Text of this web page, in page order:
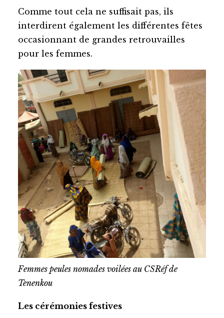
Comme tout cela ne suffisait pas, ils
interdirent également les différentes fêtes
occasionnant de grandes retrouvailles
pour les femmes.
Femmes peules nomades voilées au CSRéf de
Tenenkou
Les cérémonies festives